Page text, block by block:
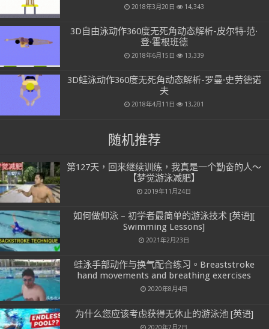
2018年3月20日 14,343
3D自由泳动作360度无死角动态解析-皮尔特·范·
登·霍根班德
2018年6月15日 13,339
3D蛙泳动作360度无死角动态解析-罗曼·史劳德诺
夫
2018年4月11日 13,201
随机推荐
第127天，回来继续训练，我真是一个勤奋的人～
【梦觉游泳减肥】
2019年11月24日
如何做仰泳 – 初学者最简单的游泳技术 [英语][
Swimming Lessons]
2021年2月23日
蛙泳手部动作与换气配合练习。Breaststroke
hand movements and breathing exercises
2020年8月4日
为什么您应该考虑获得无休止的游泳池 [英语]
2020年7月2日